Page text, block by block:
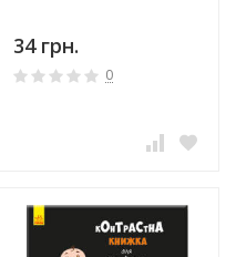
34 грн.
0